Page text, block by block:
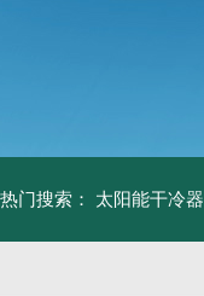
热门搜索： 太阳能干冷器